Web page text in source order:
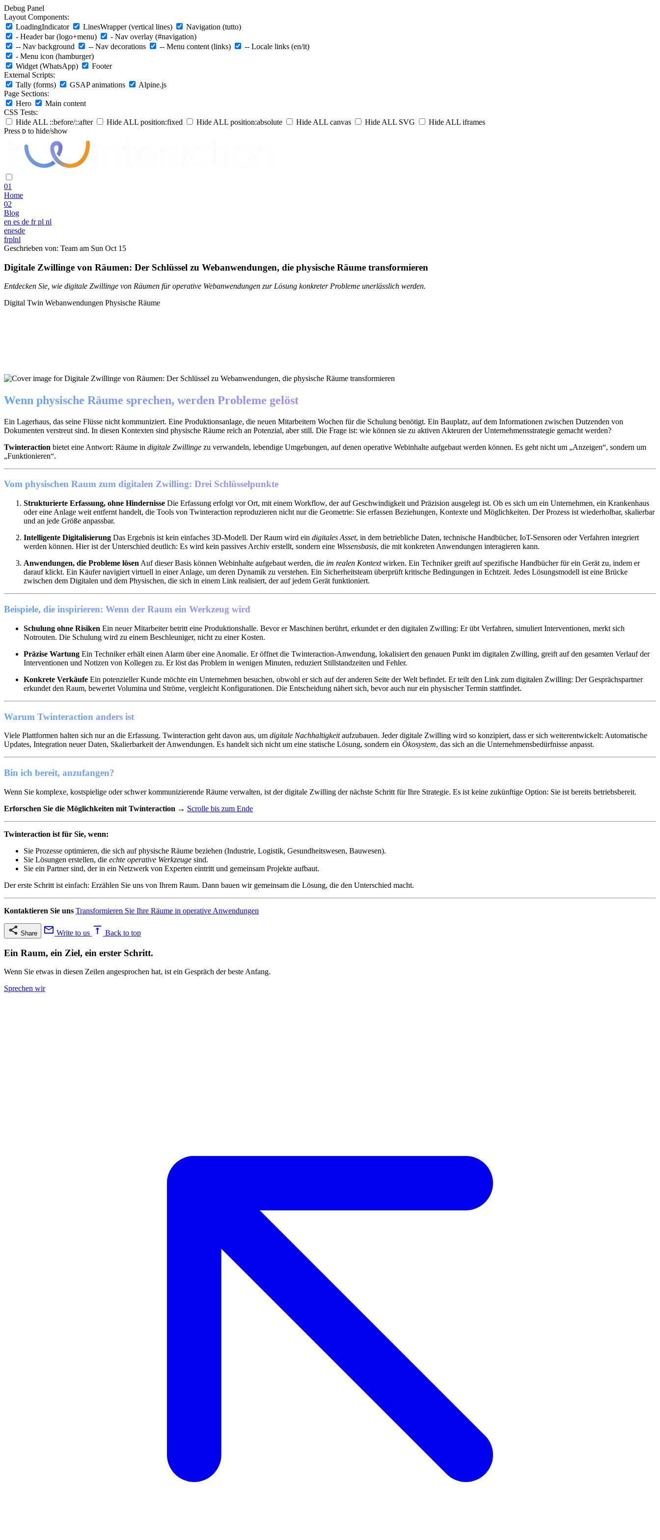
Debug Panel
Layout Components:
LoadingIndicator
LinesWrapper (vertical lines)
Navigation (tutto)
- Header bar (logo+menu)
- Nav overlay (#navigation)
-- Nav background
-- Nav decorations -- Menu content (links)
-- Locale links (en/it)
- Menu icon (hamburger)
Widget (WhatsApp)
Footer
External Scripts:
Tally (forms)
GSAP animations
Alpine.js
Page Sections:
Hero
Main content
CSS Tests:
Hide ALL ::before/::after
Hide ALL position:fixed Hide ALL position:absolute Hide ALL canvas Hide ALL SVG
Hide ALL iframes
Press D to hide/show
01
Home
02
Blog
en es de fr pl nl
enesde
frplnl
Geschrieben von: Team am Sun Oct 15
Digitale Zwillinge von Räumen: Der Schlüssel zu Webanwendungen, die physische Räume transformieren
Entdecken Sie, wie digitale Zwillinge von Räumen für operative Webanwendungen zur Lösung konkreter Probleme unerlässlich werden.
Digital Twin Webanwendungen Physische Räume
Wenn physische Räume sprechen, werden Probleme gelöst
Ein Lagerhaus, das seine Flüsse nicht kommuniziert. Eine Produktionsanlage, die neuen Mitarbeitern Wochen für die Schulung benötigt. Ein Bauplatz, auf dem Informationen zwischen Dutzenden von
Dokumenten verstreut sind. In diesen Kontexten sind physische Räume reich an Potenzial, aber still. Die Frage ist: wie können sie zu aktiven Akteuren der Unternehmensstrategie gemacht werden?
Twinteraction bietet eine Antwort: Räume in digitale Zwillinge zu verwandeln, lebendige Umgebungen, auf denen operative Webinhalte aufgebaut werden können. Es geht nicht um „Anzeigen“, sondern um
„Funktionieren“.
Vom physischen Raum zum digitalen Zwilling: Drei Schlüsselpunkte
Strukturierte Erfassung, ohne Hindernisse Die Erfassung erfolgt vor Ort, mit einem Workflow, der auf Geschwindigkeit und Präzision ausgelegt ist. Ob es sich um ein Unternehmen, ein Krankenhaus
oder eine Anlage weit entfernt handelt, die Tools von Twinteraction reproduzieren nicht nur die Geometrie: Sie erfassen Beziehungen, Kontexte und Möglichkeiten. Der Prozess ist wiederholbar, skalierbar
und an jede Größe anpassbar.
Intelligente Digitalisierung Das Ergebnis ist kein einfaches 3D-Modell. Der Raum wird ein digitales Asset, in dem betriebliche Daten, technische Handbücher, IoT-Sensoren oder Verfahren integriert
werden können. Hier ist der Unterschied deutlich: Es wird kein passives Archiv erstellt, sondern eine Wissensbasis, die mit konkreten Anwendungen interagieren kann.
Anwendungen, die Probleme lösen Auf dieser Basis können Webinhalte aufgebaut werden, die im realen Kontextwirken. Ein Techniker greift auf spezifische Handbücher für ein Gerät zu, indem er
darauf klickt. Ein Käufer navigiert virtuell in einer Anlage, um deren Dynamik zu verstehen. Ein Sicherheitsteam überprüft kritische Bedingungen in Echtzeit. Jedes Lösungsmodell ist eine Brücke
zwischen dem Digitalen und dem Physischen, die sich in einem Link realisiert, der auf jedem Gerät funktioniert.
Beispiele, die inspirieren: Wenn der Raum ein Werkzeug wird
Schulung ohne Risiken Ein neuer Mitarbeiter betritt eine Produktionshalle. Bevor er Maschinen berührt, erkundet er den digitalen Zwilling: Er übt Verfahren, simuliert Interventionen, merkt sich
Notrouten. Die Schulung wird zu einem Beschleuniger, nicht zu einer Kosten.
Präzise Wartung Ein Techniker erhält einen Alarm über eine Anomalie. Er öffnet die Twinteraction-Anwendung, lokalisiert den genauen Punkt im digitalen Zwilling, greift auf den gesamten Verlauf der
Interventionen und Notizen von Kollegen zu. Er löst das Problem in wenigen Minuten, reduziert Stillstandzeiten und Fehler.
Konkrete Verkäufe Ein potenzieller Kunde möchte ein Unternehmen besuchen, obwohl er sich auf der anderen Seite der Welt befindet. Er teilt den Link zum digitalen Zwilling: Der Gesprächspartner
erkundet den Raum, bewertet Volumina und Ströme, vergleicht Konfigurationen. Die Entscheidung nähert sich, bevor auch nur ein physischer Termin stattfindet.
Warum Twinteraction anders ist
Viele Plattformen halten sich nur an die Erfassung. Twinteraction geht davon aus, um digitale Nachhaltigkeitaufzubauen. Jeder digitale Zwilling wird so konzipiert, dass er sich weiterentwickelt: Automatische
Updates, Integration neuer Daten, Skalierbarkeit der Anwendungen. Es handelt sich nicht um eine statische Lösung, sondern ein Ökosystem, das sich an die Unternehmensbedürfnisse anpasst.
Bin ich bereit, anzufangen?
Wenn Sie komplexe, kostspielige oder schwer kommunizierende Räume verwalten, ist der digitale Zwilling der nächste Schritt für Ihre Strategie. Es ist keine zukünftige Option: Sie ist bereits betriebsbereit.
Erforschen Sie die Möglichkeiten mit Twinteraction → Scrolle bis zum Ende
Twinteraction ist für Sie, wenn:
Sie Prozesse optimieren, die sich auf physische Räume beziehen (Industrie, Logistik, Gesundheitswesen, Bauwesen).
Sie Lösungen erstellen, die echte operative Werkzeuge sind.
Sie ein Partner sind, der in ein Netzwerk von Experten eintritt und gemeinsam Projekte aufbaut.
Der erste Schritt ist einfach: Erzählen Sie uns von Ihrem Raum. Dann bauen wir gemeinsam die Lösung, die den Unterschied macht.
Kontaktieren Sie uns Transformieren Sie Ihre Räume in operative Anwendungen
Share Write to us Back to top
Ein Raum, ein Ziel, ein erster Schritt.
Wenn Sie etwas in diesen Zeilen angesprochen hat, ist ein Gespräch der beste Anfang.
Sprechen wir